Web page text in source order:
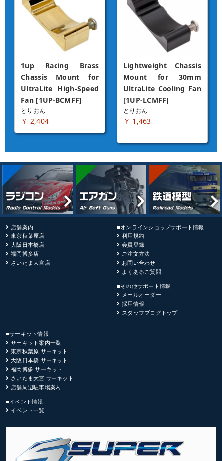
1up Racing Brass
Chassis Mount for
UltraLite High-Speed
Fan [1UP-BCMFF]
とりおん
￥ 2,404
Lightweight Chassis
Mount for 30mm
UltraLite Cooling Fan
[1UP-LCMFF]
とりおん
￥ 1,463
店舗案内
東京秋葉原店
大阪日本橋店
福岡博多店
さいたま大宮店
■オンラインショップサポート情報
利用規約
会員登録
ご注文方法
お問い合わせ
よくあるご質問
■その他サポート情報
メールオーダー
採用情報
スタッフブログトップ
■サーキット情報
サーキット案内一覧
東京秋葉原 サーキット
大阪日本橋 サーキット
福岡博多 サーキット
さいたま大宮 サーキット
店舗周辺駐車場案内
■イベント情報
イベント一覧